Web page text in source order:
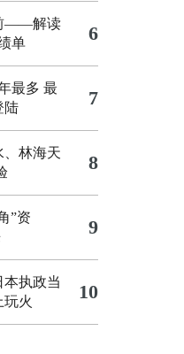
——解读
单
6
最多 最
陆
7
、林海天
8
”资
9
执政当
玩火
10